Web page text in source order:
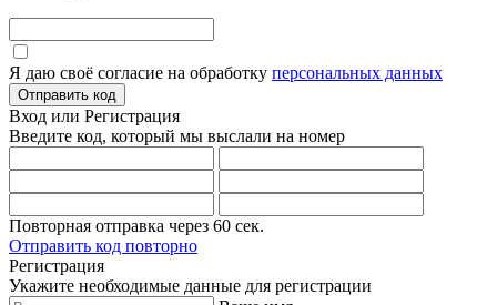
Я даю своё согласие на обработку персональных данных
Отправить код
Вход или Регистрация
Введите код, который мы выслали на номер
Повторная отправка через 60 сек.
Отправить код повторно
Регистрация
Укажите необходимые данные для регистрации